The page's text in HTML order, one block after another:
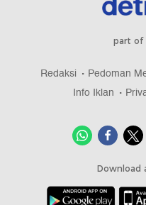
part of
Redaksi Pedoman
Info Iklan
Download